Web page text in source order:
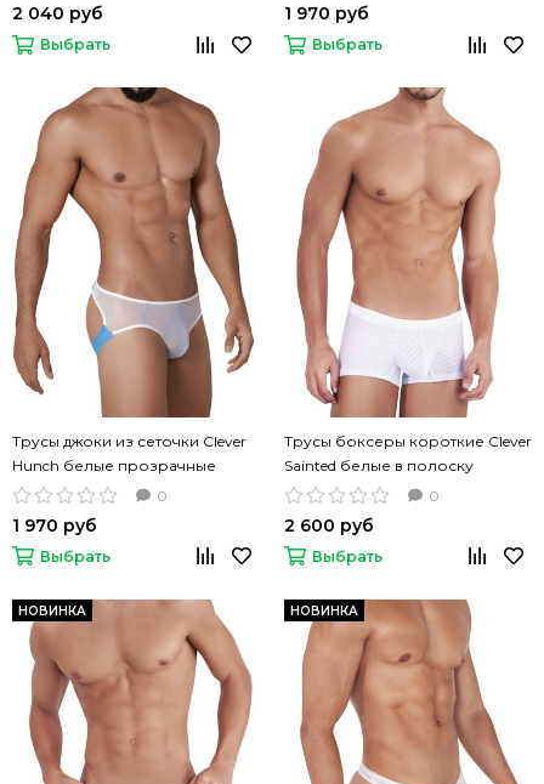
2 040 руб
Выбрать
1 970 руб
Выбрать
Трусы джоки из сеточки Clever
Hunch белые прозрачные
0
1 970 руб
Выбрать
Трусы боксеры короткие Clever
Sainted белые в полоску
0
2 600 руб
Выбрать
НОВИНКА НОВИНКА